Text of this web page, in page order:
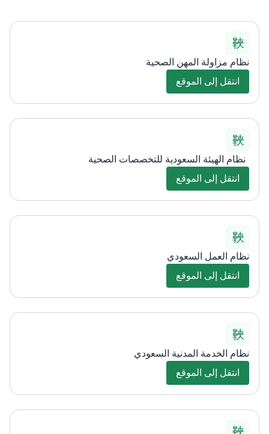
نظام مزاولة المهن الصحية​
انتقل إلى الموقع
نظام الهيئة السعودية للتخصصات الص​حية
انتقل إلى الموقع
نظام العمل السعودي
انتقل إلى الموقع
نظام الخدمة المدنية السعودي
انتقل إلى الموقع